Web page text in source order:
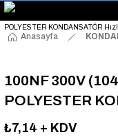
"Saat 14:00'a Kadar
"Binlerce Ürün
"Toptan Fiyatına
Anasayfa
100NF 300V
POLYESTER
₺7,14 + KDV